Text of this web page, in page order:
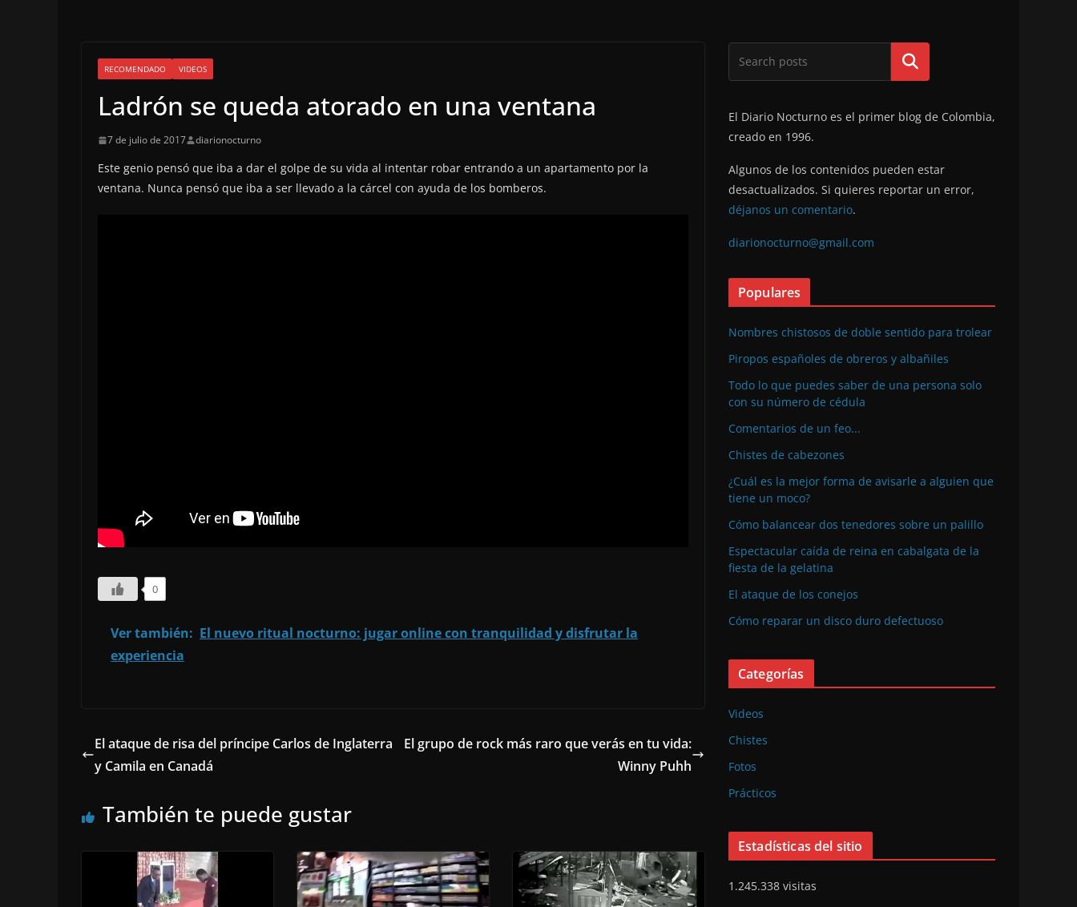
RECOMENDADO VIDEOS
Ladrón se queda atorado en una ventana
7 de julio de 2017 diarionocturno
Este genio pensó que iba a dar el golpe de su vida al intentar robar entrando a un apartamento por la
ventana. Nunca pensó que iba a ser llevado a la cárcel con ayuda de los bomberos.
0
Ver también: El nuevo ritual nocturno: jugar online con tranquilidad y disfrutar la
experiencia
El ataque de risa del príncipe Carlos de Inglaterra
y Camila en Canadá
El grupo de rock más raro que verás en tu vida:
Winny Puhh
También te puede gustar
Buscar
El Diario Nocturno es el primer blog de Colombia,
creado en 1996.
Algunos de los contenidos pueden estar
desactualizados. Si quieres reportar un error,
déjanos un comentario.
diarionocturno@gmail.com
Populares
Nombres chistosos de doble sentido para trolear
Piropos españoles de obreros y albañiles
Todo lo que puedes saber de una persona solo
con su número de cédula
Comentarios de un feo...
Chistes de cabezones
¿Cuál es la mejor forma de avisarle a alguien que
tiene un moco?
Cómo balancear dos tenedores sobre un palillo
Espectacular caída de reina en cabalgata de la
fiesta de la gelatina
El ataque de los conejos
Cómo reparar un disco duro defectuoso
Categorías
Videos
Chistes
Fotos
Prácticos
Estadísticas del sitio
1.245.338 visitas